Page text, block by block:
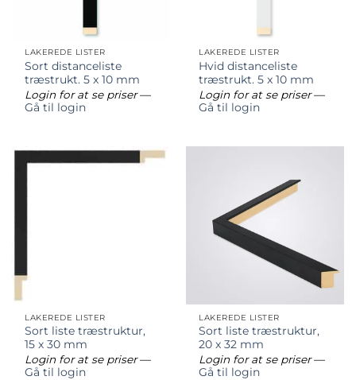
LAKEREDE LISTER
Sort distanceliste
træstrukt. 5 x 10 mm
Login for at se priser—
Gå til login
LAKEREDE LISTER
Hvid distanceliste
træstrukt. 5 x 10 mm
Login for at se priser—
Gå til login
LAKEREDE LISTER
Sort liste træstruktur,
15 x 30 mm
Login for at se priser—
Gå til login
LAKEREDE LISTER
Sort liste træstruktur,
20 x 32 mm
Login for at se priser—
Gå til login